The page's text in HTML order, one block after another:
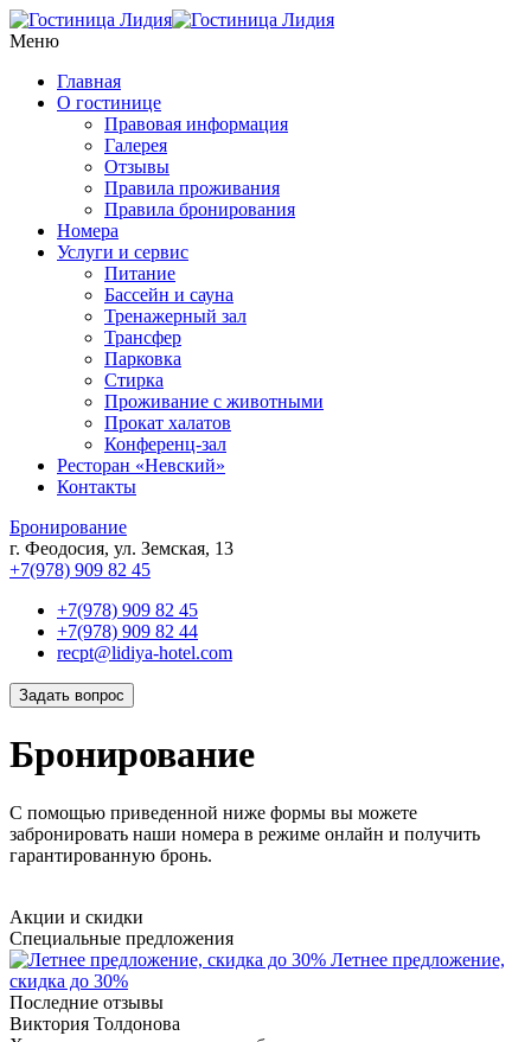
Меню
Главная
О гостинице
Правовая информация
Галерея
Отзывы
Правила проживания
Правила бронирования
Номера
Услуги и сервис
Питание
Бассейн и сауна
Тренажерный зал
Трансфер
Парковка
Стирка
Проживание с животными
Прокат халатов
Конференц-зал
Ресторан «Невский»
Контакты
Бронирование
г. Феодосия, ул. Земская, 13
+7(978) 909 82 45
+7(978) 909 82 45
+7(978) 909 82 44
recpt@lidiya-hotel.com
Задать вопрос
Бронирование
С помощью приведенной ниже формы вы можете
забронировать наши номера в режиме онлайн и получить
гарантированную бронь.
Акции и скидки
Специальные предложения
Летнее предложение,
скидка до 30%
Последние отзывы
Виктория Толдонова